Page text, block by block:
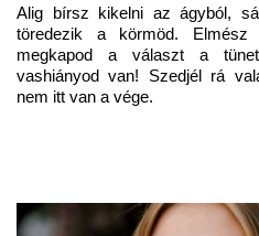
Alig bírsz kikelni az ágyból,
töredezik a körmöd. Elmész
megkapod a választ a
vashiányod van! Szedjél rá
nem itt van a vége.